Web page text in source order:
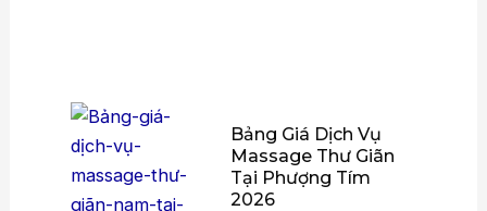
Bảng Giá Dịch Vụ
Massage Thư Giãn
Tại Phượng Tím
2026